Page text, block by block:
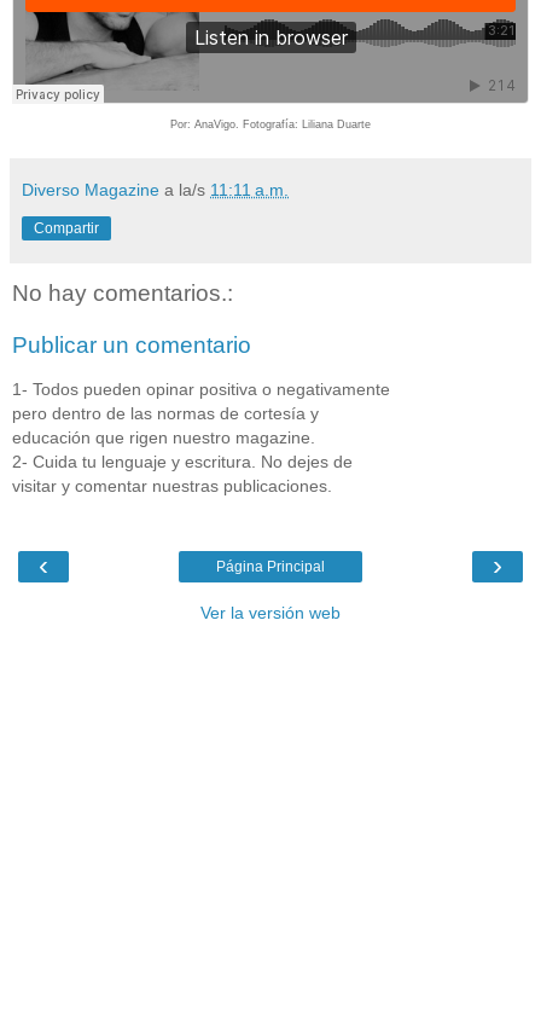
Por: AnaVigo. Fotografía: Liliana Duarte
Diverso Magazine a la/s 11:11 a.m.
Compartir
No hay comentarios.:
Publicar un comentario
1- Todos pueden opinar positiva o negativamente
pero dentro de las normas de cortesía y
educación que rigen nuestro magazine.
2- Cuida tu lenguaje y escritura. No dejes de
visitar y comentar nuestras publicaciones.
‹ ›
Página Principal
Ver la versión web